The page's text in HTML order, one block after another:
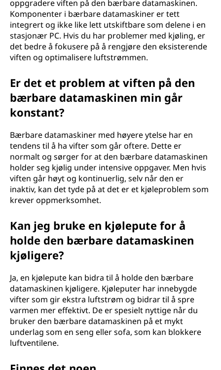
oppgradere viften på den bærbare datamaskinen.
Komponenter i bærbare datamaskiner er tett
integrert og ikke like lett utskiftbare som delene i en
stasjonær PC. Hvis du har problemer med kjøling, er
det bedre å fokusere på å rengjøre den eksisterende
viften og optimalisere luftstrømmen.
Er det et problem at viften på den
bærbare datamaskinen min går
konstant?
Bærbare datamaskiner med høyere ytelse har en
tendens til å ha vifter som går oftere. Dette er
normalt og sørger for at den bærbare datamaskinen
holder seg kjølig under intensive oppgaver. Men hvis
viften går høyt og kontinuerlig, selv når den er
inaktiv, kan det tyde på at det er et kjøleproblem som
krever oppmerksomhet.
Kan jeg bruke en kjølepute for å
holde den bærbare datamaskinen
kjøligere?
Ja, en kjølepute kan bidra til å holde den bærbare
datamaskinen kjøligere. Kjøleputer har innebygde
vifter som gir ekstra luftstrøm og bidrar til å spre
varmen mer effektivt. De er spesielt nyttige når du
bruker den bærbare datamaskinen på et mykt
underlag som en seng eller sofa, som kan blokkere
luftventilene.